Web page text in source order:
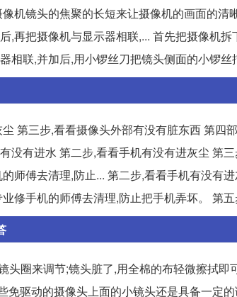
机镜头的焦聚的长短来让摄像机的画面的清
,再把摄像机与显示器相联,... 首先把摄像机
联,并加后,用小锣丝刀把镜头侧面的小锣丝
第三步,看看摄像头外部有没有脏东西 第四
没有进水 第二步,看看手机有没有进灰尘 第
师傅去清理,防止... 第二步,看看手机有没有
修手机的师傅去清理,防止把手机弄坏。 第五
头圈来调节;镜头脏了,用全棉的布轻微擦拭即
驱动的摄像头上面的小镜头还是具备一定